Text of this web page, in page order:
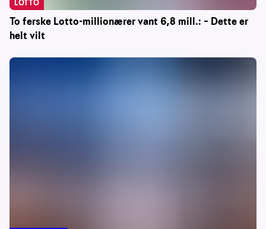
To ferske Lotto-millionærer vant 6,8 mill.: – Dette er
helt vilt
LOTTO